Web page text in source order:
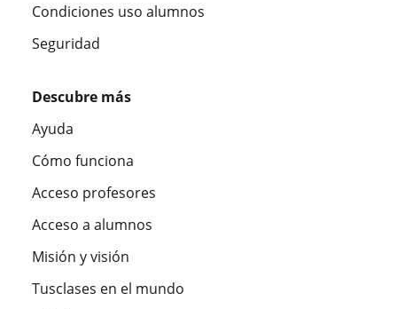
Condiciones uso alumnos
Seguridad
Descubre más
Ayuda
Cómo funciona
Acceso profesores
Acceso a alumnos
Misión y visión
Tusclases en el mundo